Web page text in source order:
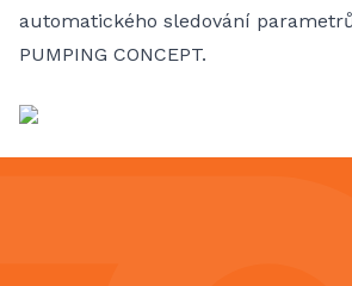
automatického sledování
PUMPING CONCEPT.